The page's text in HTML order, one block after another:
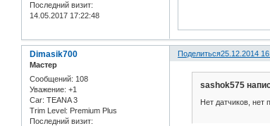
Последний визит:
14.05.2017 17:22:48
Поделиться25.12.2014
Dimasik700
Мастер
Сообщений: 108
Уважение: +1
Car: TEANA 3
Trim Level: Premium Plus
Последний визит:
sashok575
Нет датчиков, нет